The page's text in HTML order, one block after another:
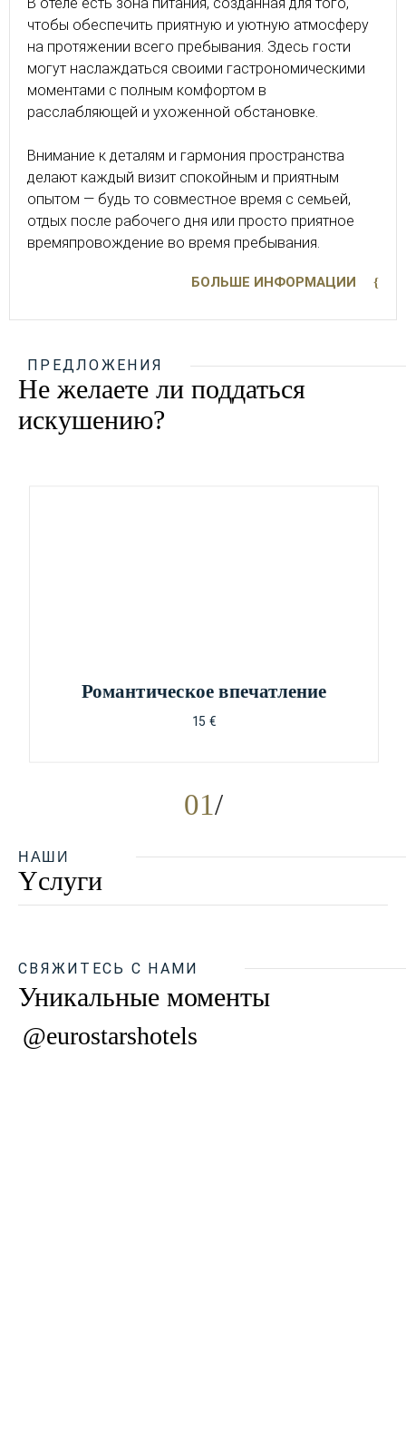
чтобы обеспечить приятную и уютную атмосферу
на протяжении всего пребывания. Здесь гости
могут наслаждаться своими гастрономическими
моментами с полным комфортом в
расслабляющей и ухоженной обстановке.
Внимание к деталям и гармония пространства
делают каждый визит спокойным и приятным
опытом — будь то совместное время с семьей,
отдых после рабочего дня или просто приятное
времяпровождение во время пребывания.
БОЛЬШЕ ИНФОРМАЦИИ
ПРЕДЛОЖЕНИЯ
Не желаете ли поддаться
искушению?
01
Романтическое впечатление
15 €
НАШИ
Yслуги
СВЯЖИТЕСЬ С НАМИ
Уникальные моменты
@eurostarshotels